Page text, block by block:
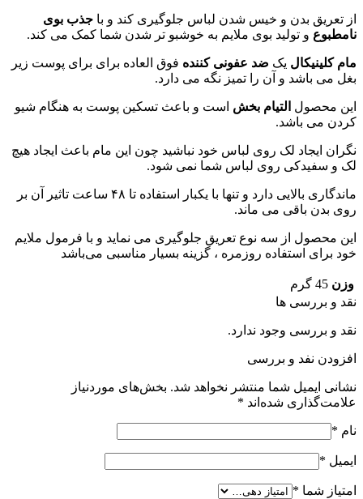
بدن و خیس شدن لباس جلوگیری کند و باجذب بوی
و تولید بوی ملایم به خوشبو تر شدن شما کمک می کند.
یکضد عفونی کنندهفوق العاده برای برای پوست زیر
باشد و آن را تمیز نگه می دارد.
التیام بخشاست و باعث تسکین پوست به هنگام شیو
باشد.
ایجاد لک روی لباس خود نباشید چون این مام باعث ایجاد هیچ
روی لباس شما نمی شود.
ماندگاری بالایی دارد و تنها با یکبار استفاده تا ۴۸ ساعت تاثیر آن بر
باقی می ماند.
از سه نوع تعریق جلوگیری می نماید و با فرمول ملایم
استفاده روزمره ، گزینه بسیار مناسبی می‌باشد
گرم
ها
وجود ندارد.
نفد و بررسی
ایمیل شما منتشر نخواهد شد. بخش‌های موردنیاز
شده‌اند*
شما*